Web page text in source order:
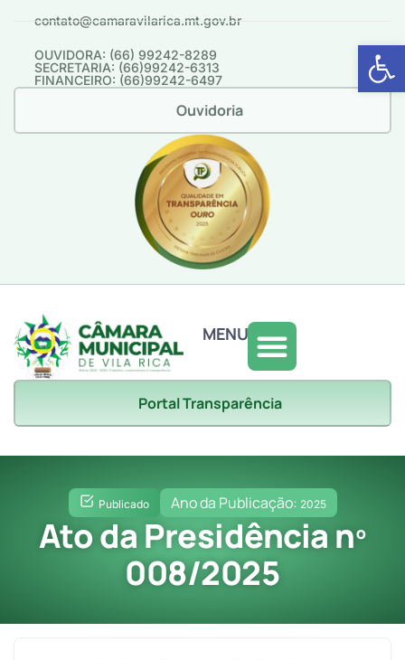
Abrir
contato@camaravilarica.mt.gov.br
OUVIDORA: (66) 99242-8289
SECRETARIA: (66)99242-6313
FINANCEIRO: (66)99242-6497
Ouvidoria
MENU
Portal Transparência
Publicado Ano da Publicação: 2025
Ato da Presidência nº
008/2025